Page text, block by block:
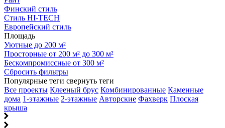
Финский стиль
Стиль HI-TECH
Европейский стиль
Площадь
Уютные до 200 м²
Просторные от 200 м² до 300 м²
Бескомпромиссные от 300 м²
Сбросить фильтры
Популярные теги свернуть теги
Все проекты Клееный брус Комбинированные Каменные
дома 1-этажные 2-этажные Авторские Фахверк Плоская
крыша